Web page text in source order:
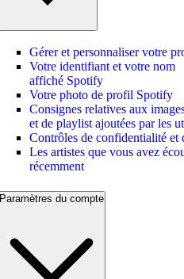
Gérer et personnaliser votre
Votre identifiant et votre nom
affiché Spotify
Votre photo de profil Spotify
Consignes relatives aux
et de playlist ajoutées par les
Contrôles de confidentialité et
Les artistes que vous avez
récemment
Paramètres du compte